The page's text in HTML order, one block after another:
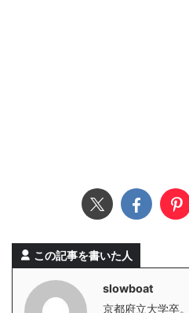
この記事を書いた人
slowboat
京都府立大学卒